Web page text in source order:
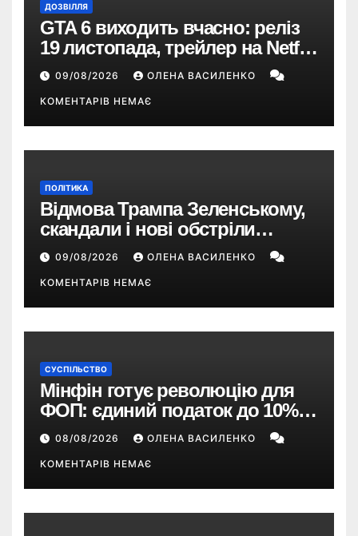
ДОЗВІЛЛЯ
GTA 6 виходить вчасно: реліз
19 листопада, трейлер на Netflix
і $180 млн передзамовлень
09/08/2026 ОЛЕНА ВАСИЛЕНКО
КОМЕНТАРІВ НЕМАЄ
ПОЛІТИКА
Відмова Трампа Зеленському,
скандали і нові обстріли
України – що пішло не так?
09/08/2026 ОЛЕНА ВАСИЛЕНКО
КОМЕНТАРІВ НЕМАЄ
СУСПІЛЬСТВО
Мінфін готує революцію для
ФОП: єдиний податок до 10%,
ПДВ з 2028 року та перегляд 2-ї
групи
08/08/2026 ОЛЕНА ВАСИЛЕНКО
КОМЕНТАРІВ НЕМАЄ